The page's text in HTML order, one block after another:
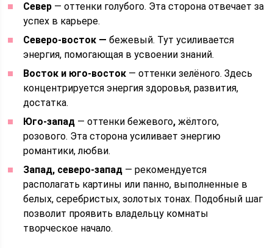
Север — оттенки голубого. Эта сторона отвечает за
успех в карьере.
Северо-восток —бежевый. Тут усиливается
энергия, помогающая в усвоении знаний.
Восток и юго-восток — оттенки зелёного. Здесь
концентрируется энергия здоровья, развития,
достатка.
Юго-запад — оттенки бежевого,жёлтого,
розового. Эта сторона усиливает энергию
романтики, любви.
Запад, северо-запад — рекомендуется
располагать картины или панно, выполненные в
белых, серебристых, золотых тонах. Подобный шаг
позволит проявить владельцу комнаты
творческое начало.